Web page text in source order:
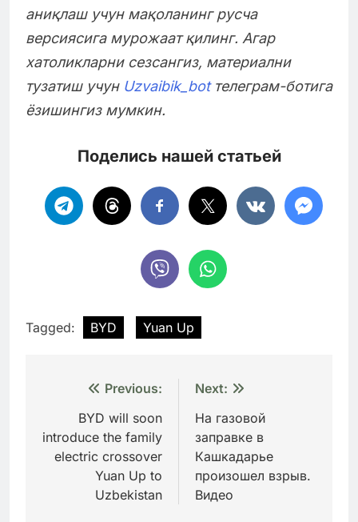
аниқлаш учун мақоланинг русча
версиясига мурожаат қилинг. Агар
хатоликларни сезсангиз, материални
тузатиш учун Uzvaibik_botтелеграм-ботига
ёзишингиз мумкин.
Поделись нашей статьей
Tagged: BYD Yuan Up
Навигация
записям
Previous:
BYD will soon
introduce the family
electric crossover
Yuan Up to
Uzbekistan
Next:
На газовой
заправке в
Кашкадарье
произошел взрыв.
Видео